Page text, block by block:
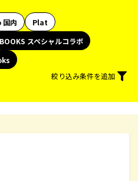
内
Plat
BOOKS スペシャルコラボ
絞り込み条件を追加